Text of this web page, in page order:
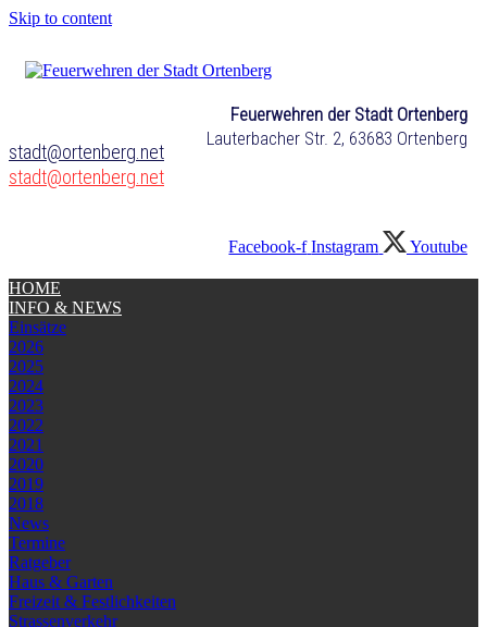
Skip to content
Feuerwehren der Stadt Ortenberg
Lauterbacher Str. 2, 63683 Ortenberg
stadt@ortenberg.net
stadt@ortenberg.net
Facebook-f Instagram Youtube
HOME
INFO & NEWS
Einsätze
2026
2025
2024
2023
2022
2021
2020
2019
2018
News
Termine
Ratgeber
Haus & Garten
Freizeit & Festlichkeiten
Strassenverkehr